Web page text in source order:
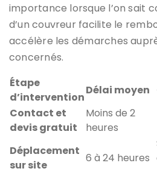
importance lorsque l’on sait
d’un couvreur facilite le
accélère les démarches
concernés.
Étape
d’intervention
Délai moyen
Contact et
devis gratuit
Moins de 2
heures
Déplacement
sur site
6 à 24 heures